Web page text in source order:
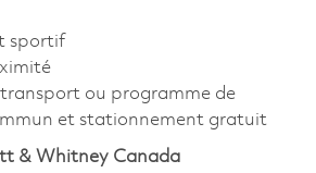
sportif
ou programme de
et stationnement gratuit
& Whitney Canada